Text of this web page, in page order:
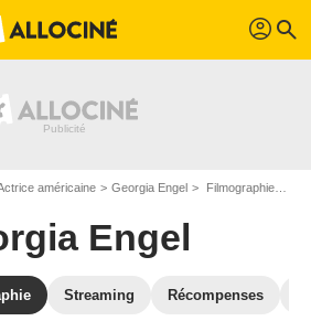
profil search
américaine Georgia Engel Filmographie Georgia Engel
Engel
Streaming Récompenses